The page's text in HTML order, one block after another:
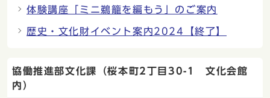
体験講座「ミニ鵜籠を編もう」のご案内
歴史・文化財イベント案内2024【終了】
協働推進部文化課（桜本町2丁目30-1 文化会館
内）